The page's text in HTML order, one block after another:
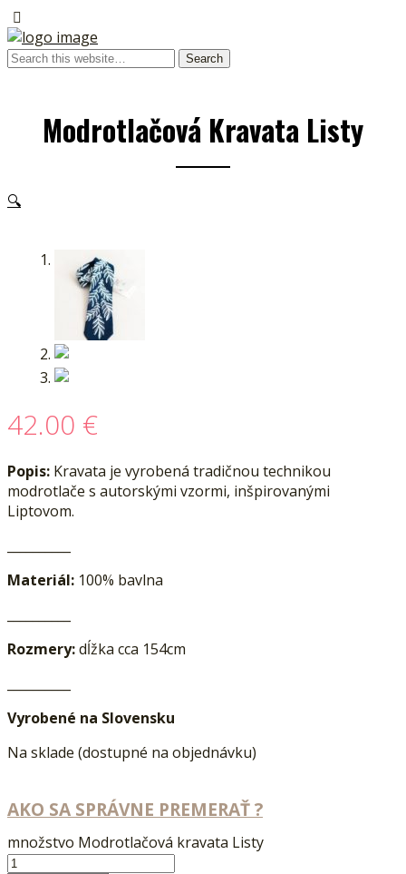
Modrotlačová Kravata Listy
🔍
42.00 €
Popis: Kravata je vyrobená tradičnou technikou
modrotlače s autorskými vzormi, inšpirovanými
Liptovom.
Materiál: 100% bavlna
Rozmery:dĺžka cca 154cm
Vyrobené na Slovensku
Na sklade (dostupné na objednávku)
AKO SA SPRÁVNE PREMERAŤ ?
množstvo Modrotlačová kravata Listy